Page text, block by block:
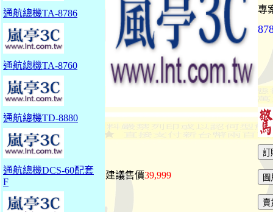
通航總機TA-8786
通航總機TA-8760
通航總機TD-8880
通航總機DCS-60配套
F
專
建議售價39,999